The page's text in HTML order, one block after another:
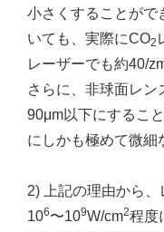
小さくすることがで
いても、実際にCO2
レーザーでも約40/
さらに、非球面レン
90μm以下にするこ
にしかも極めて微細
2) 上記の理由から
106〜109W/cm2程度